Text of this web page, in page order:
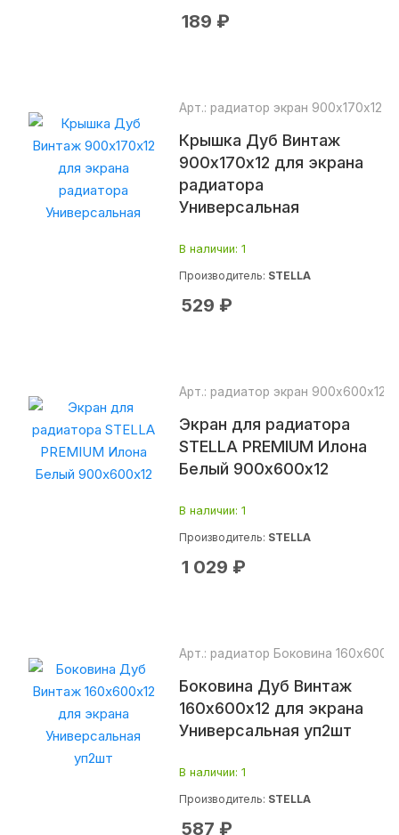
189 ₽
Крышка Дуб Винтаж
900х170х12 для экрана
радиатора
Универсальная
Арт.: радиатор экран 900х170х12
В наличии: 1
Производитель: STELLA
529 ₽
Экран для радиатора
STELLA PREMIUM Илона
Белый 900х600х12
Арт.: радиатор экран 900х600х12
В наличии: 1
Производитель: STELLA
1 029 ₽
Боковина Дуб Винтаж
160х600х12 для экрана
Универсальная уп2шт
Арт.: радиатор Боковина
В наличии: 1
Производитель: STELLA
587 ₽